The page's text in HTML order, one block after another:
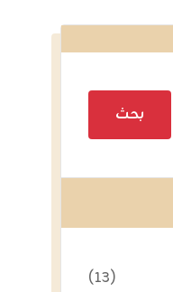
(١٣)